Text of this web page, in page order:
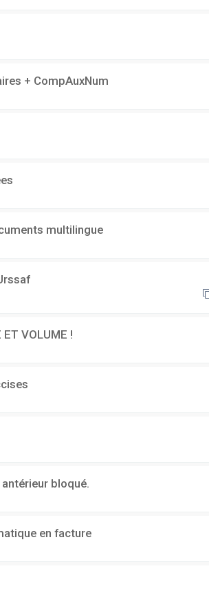
+ CompAuxNum
multilingue
ET VOLUME !
bloqué.
en facture